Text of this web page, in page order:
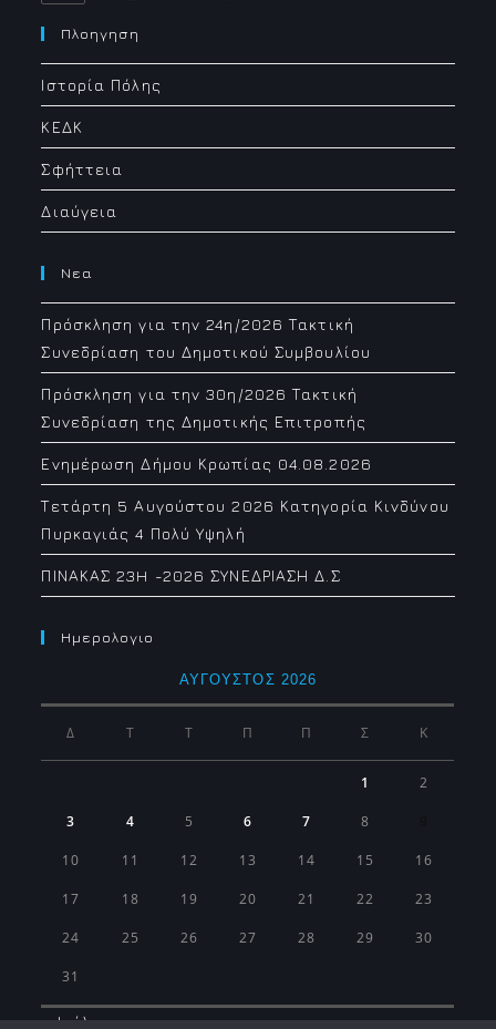
Πλοηγηση
Ιστορία Πόλης
ΚΕΔΚ
Σφήττεια
Διαύγεια
Νεα
Πρόσκληση για την 24η/2026 Τακτική
Συνεδρίαση του Δημοτικού Συμβουλίου
Πρόσκληση για την 30η/2026 Τακτική
Συνεδρίαση της Δημοτικής Επιτροπής
Ενημέρωση Δήμου Κρωπίας 04.08.2026
Τετάρτη 5 Αυγούστου 2026 Κατηγορία Κινδύνου
Πυρκαγιάς 4 Πολύ Υψηλή
ΠΙΝΑΚΑΣ 23H -2026 ΣΥΝΕΔΡΙΑΣΗ Δ.Σ
Ημερολογιο
ΑΎΓΟΥΣΤΟΣ 2026
Δ Τ Τ Π Π Σ Κ
1 2
3 4 5 6 7 8
10 11 12 13 14 15 16
17 18 19 20 21 22 23
24 25 26 27 28 29 30
31
« Ιούλ